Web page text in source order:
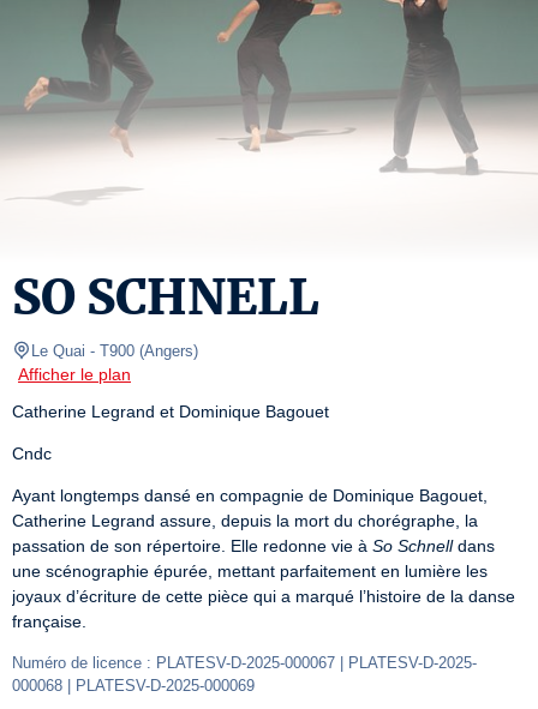
SO SCHNELL
Le Quai - T900 (Angers)
Afficher le plan
Catherine Legrand et Dominique Bagouet
Cndc
Ayant longtemps dansé en compagnie de Dominique Bagouet,
Catherine Legrand assure, depuis la mort du chorégraphe, la
passation de son répertoire. Elle redonne vie à So Schnell dans
une scénographie épurée, mettant parfaitement en lumière les
joyaux d’écriture de cette pièce qui a marqué l’histoire de la danse
française.
Numéro de licence : PLATESV-D-2025-000067 | PLATESV-D-2025-
000068 | PLATESV-D-2025-000069